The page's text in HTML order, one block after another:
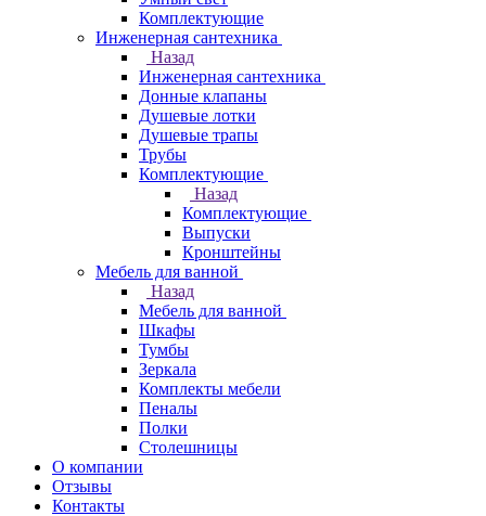
Комплектующие
Инженерная сантехника
Назад
Инженерная сантехника
Донные клапаны
Душевые лотки
Душевые трапы
Трубы
Комплектующие
Назад
Комплектующие
Выпуски
Кронштейны
Мебель для ванной
Назад
Мебель для ванной
Шкафы
Тумбы
Зеркала
Комплекты мебели
Пеналы
Полки
Столешницы
О компании
Отзывы
Контакты